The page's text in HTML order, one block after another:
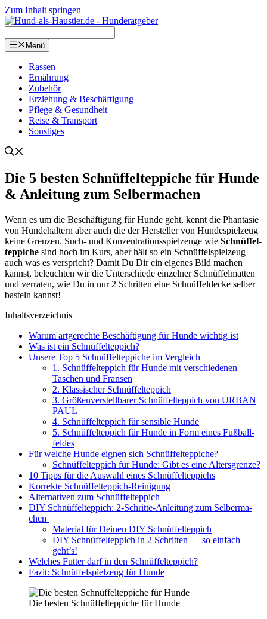
Zum Inhalt springen
Menü
Ras­sen
Ernäh­rung
Zube­hör
Erzie­hung & Beschäf­ti­gung
Pfle­ge & Gesund­heit
Rei­se & Trans­port
Sons­ti­ges
Die 5 bes­ten Schnüf­fel­tep­pi­che für Hun­de
& Anlei­tung zum Sel­ber­ma­chen
Wenn es um die Beschäf­ti­gung für Hun­de geht, kennt die Phan­ta­sie
von Hun­de­hal­tern aber auch die der Her­stel­ler von Hun­de­spiel­zeug
kei­ne Gren­zen. Such- und Kon­zen­tra­ti­ons­spiel­zeu­ge wie Schnüf­fel­
tep­pi­che sind hoch im Kurs, aber hält so ein Schnüf­fel­spiel­zeug
auch was es ver­spricht? Damit Du Dir ein eige­nes Bild machen
kannst, beleuch­ten wir die Unter­schie­de ein­zel­ner Schnüf­fel­mat­ten
und ver­ra­ten, wie Du in nur 2 Schrit­ten eine Schnüf­fel­de­cke sel­ber
bas­teln kannst!
Inhalts­ver­zeich­nis
War­um art­ge­rech­te Beschäf­ti­gung für Hun­de wich­tig ist
Was ist ein Schnüf­fel­tep­pich?
Unse­re Top 5 Schnüf­fel­tep­pi­che im Ver­gleich
1. Schnüf­fel­tep­pich für Hun­de mit ver­schie­de­nen
Taschen und Fran­sen
2. Klas­si­scher Schnüf­fel­tep­pich
3. Grö­ßen­ver­stell­ba­rer Schnüf­fel­tep­pich von URBAN
PAUL
4. Schnüf­fel­tep­pich für sen­si­ble Hun­de
5. Schnüf­fel­tep­pich für Hun­de in Form eines Fuß­ball­
fel­des
Für wel­che Hun­de eig­nen sich Schnüf­fel­tep­pi­che?
Schnüf­fel­tep­pich für Hun­de: Gibt es eine Alters­gren­ze?
10 Tipps für die Aus­wahl eines Schnüf­fel­tep­pichs
Kor­rek­te Schnüf­fel­tep­pich-Rei­ni­gung
Alter­na­ti­ven zum Schnüf­fel­tep­pich
DIY Schnüf­fel­tep­pich: 2‑Schrit­te-Anlei­tung zum Sel­ber­ma­
chen
Mate­ri­al für Dei­nen DIY Schnüf­fel­tep­pich
DIY Schnüf­fel­tep­pich in 2 Schrit­ten — so ein­fach
geht’s!
Wel­ches Fut­ter darf in den Schnüf­fel­tep­pich?
Fazit: Schnüf­fel­spiel­zeug für Hun­de
Die bes­ten Schnüf­fel­tep­pi­che für Hun­de